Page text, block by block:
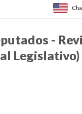
-
Legislativo)